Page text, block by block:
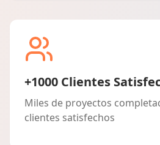
+1000 Clientes
Miles de proyectos
clientes satisfechos